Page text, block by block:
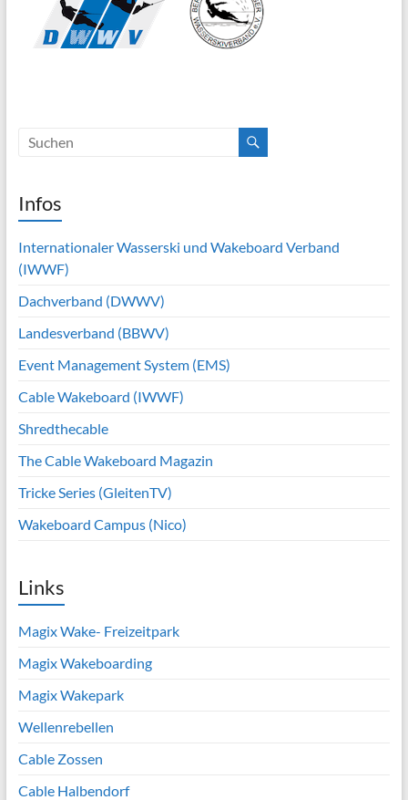
Infos
Internationaler Wasserski und Wakeboard Verband
(IWWF)
Dachverband (DWWV)
Landesverband (BBWV)
Event Management System (EMS)
Cable Wakeboard (IWWF)
Shredthecable
The Cable Wakeboard Magazin
Tricke Series (GleitenTV)
Wakeboard Campus (Nico)
Links
Magix Wake- Freizeitpark
Magix Wakeboarding
Magix Wakepark
Wellenrebellen
Cable Zossen
Cable Halbendorf